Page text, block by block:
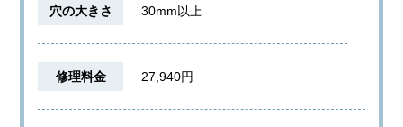
穴の大きさ 30mm以上
修理料金 27,940円